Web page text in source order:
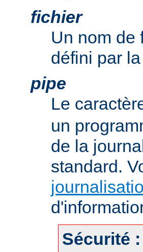
fichier
Un nom de
défini par
pipe
Le
un
de la
standard.
Sécurité :